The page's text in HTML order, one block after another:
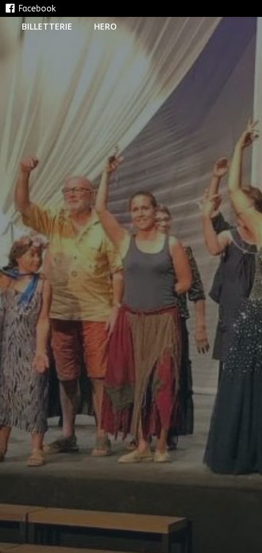
Facebook
BILLETTERIE HERO